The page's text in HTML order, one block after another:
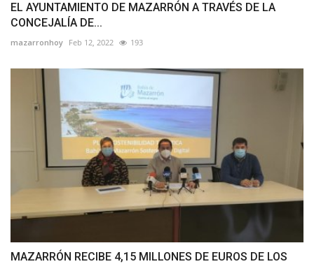
EL AYUNTAMIENTO DE MAZARRÓN A TRAVÉS DE LA
CONCEJALÍA DE...
mazarronhoy Feb 12, 2022 193
MAZARRÓN RECIBE 4,15 MILLONES DE EUROS DE LOS